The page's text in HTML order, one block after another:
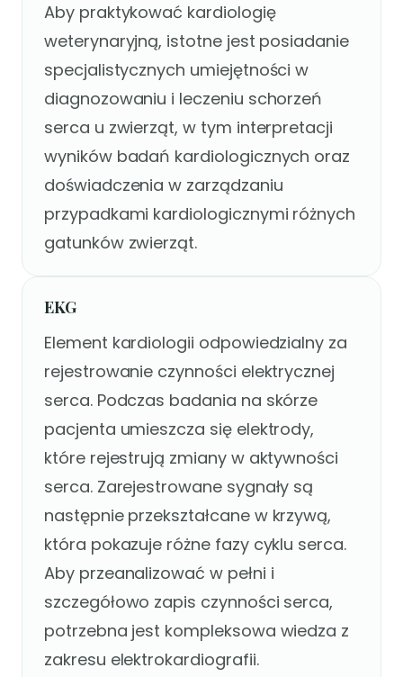
Aby praktykować kardiologię
weterynaryjną, istotne jest posiadanie
specjalistycznych umiejętności w
diagnozowaniu i leczeniu schorzeń
serca u zwierząt, w tym interpretacji
wyników badań kardiologicznych oraz
doświadczenia w zarządzaniu
przypadkami kardiologicznymi różnych
gatunków zwierząt.
EKG
Element kardiologii odpowiedzialny za
rejestrowanie czynności elektrycznej
serca. Podczas badania na skórze
pacjenta umieszcza się elektrody,
które rejestrują zmiany w aktywności
serca. Zarejestrowane sygnały są
następnie przekształcane w krzywą,
która pokazuje różne fazy cyklu serca.
Aby przeanalizować w pełni i
szczegółowo zapis czynności serca,
potrzebna jest kompleksowa wiedza z
zakresu elektrokardiografii.